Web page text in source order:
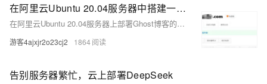
在阿里云Ubuntu 20.04服务器中搭建一个 Ghost 博客
在阿里云Ubuntu 20.04服务器上部署Ghost博客的步骤包括创建新用户、安装Nginx、MySQL和Node.js 18.x。首先，通过`adduser`命令创建非root用户，然后安装Nginx和MySQL。接着，设置Node.js环境，下载Nodesource GPG密钥并安装Node.js 18.x。之后，使用`npm`安装Ghost-CLI，创建Ghost安装目录并进行安装。配置过程中需提供博客URL、数据库连接信息等。最后，测试访问前台首页和后台管理页面。确保DNS设置正确，并根据提示完成Ghost博客的配置。
游客4ajxjr2o23cj2 1864
告别服务器繁忙，云上部署DeepSeek